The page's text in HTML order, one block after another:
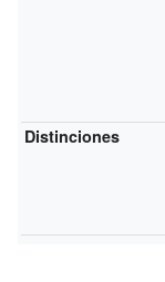
Distinciones